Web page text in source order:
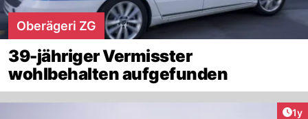
Oberägeri ZG
39-jähriger Vermisster
wohlbehalten aufgefunden
1y